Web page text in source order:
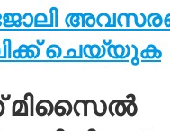
ചെയ്യുക
മിസൈൽ